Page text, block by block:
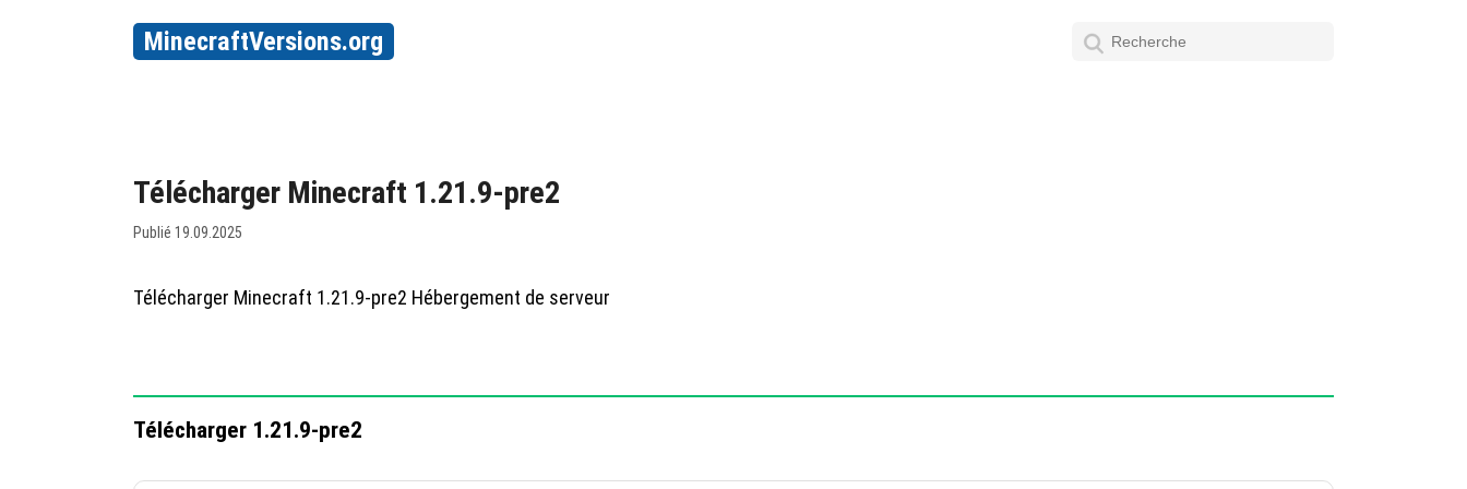
MinecraftVersions.org
Télécharger Minecraft 1.21.9-pre2
Publié 19.09.2025
Télécharger Minecraft 1.21.9-pre2 Hébergement de serveur
Télécharger 1.21.9-pre2